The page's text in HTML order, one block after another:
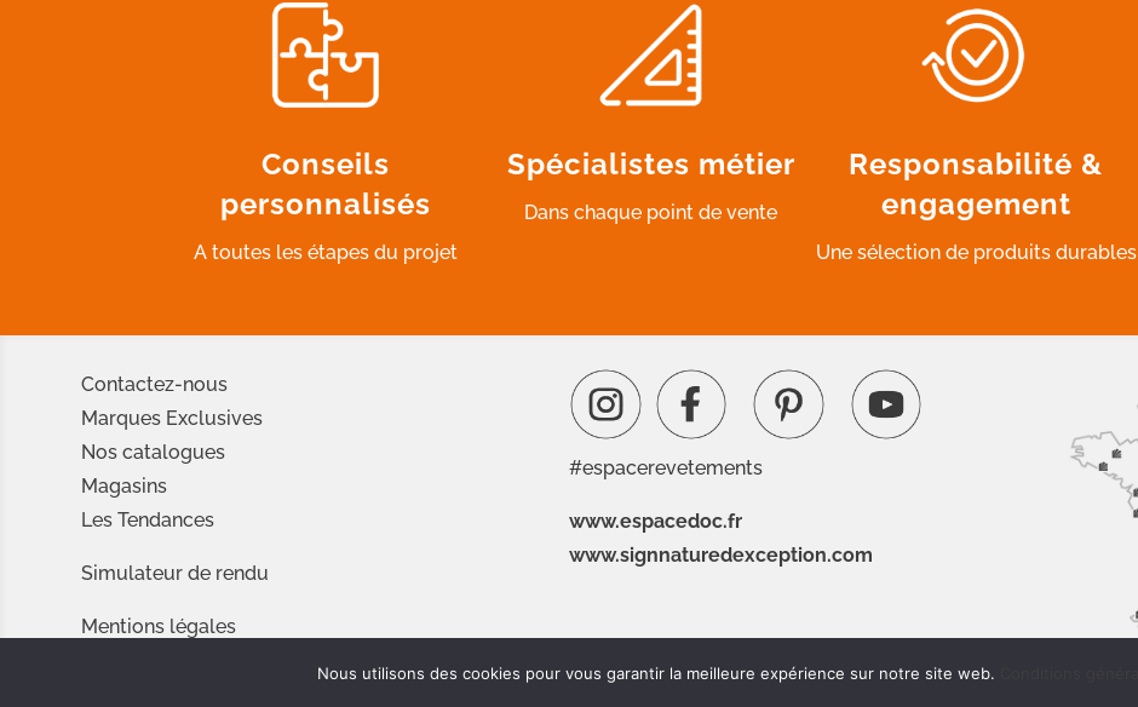
Conseils
personnalisés
A toutes les étapes du projet
Spécialistes métier
Dans chaque point de vente
Responsabilité &
engagement
Une sélection de produits durables
Contactez-nous
Marques Exclusives
Nos catalogues
Magasins
Les Tendances
Simulateur de rendu
Mentions légales
#espacerevetements
www.espacedoc.fr
www.signnaturedexception.com
Nous utilisons des cookies pour vous garantir la meilleure expérience sur notre site web.